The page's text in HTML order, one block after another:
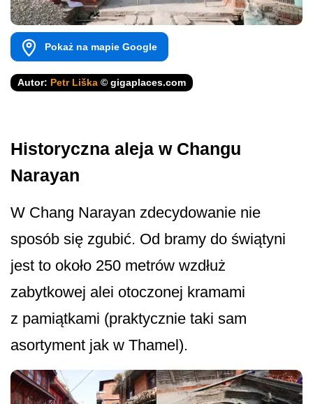
Pokaż na mapie Google
Autor: Petr Liška © gigaplaces.com
Historyczna aleja w Changu
Narayan
W Chang Narayan zdecydowanie nie
sposób się zgubić. Od bramy do świątyni
jest to około 250 metrów wzdłuż
zabytkowej alei otoczonej kramami
z pamiątkami (praktycznie taki sam
asortyment jak w Thamel).